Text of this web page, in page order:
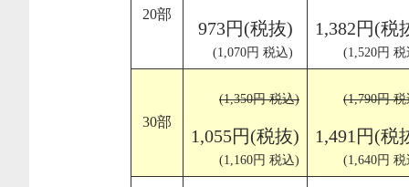
20部
973円(税抜)
(1,070円 税込)
1,382円(税
(1,520円
30部
(1,350円 税込)
1,055円(税抜)
(1,160円 税込)
(1,790円
1,491円(税
(1,640円